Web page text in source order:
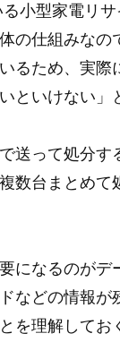
小型家電リ
の仕組みなの
るため、実
といけない」
送って処分
数台まとめ
になるのが
などの情報
を理解してお